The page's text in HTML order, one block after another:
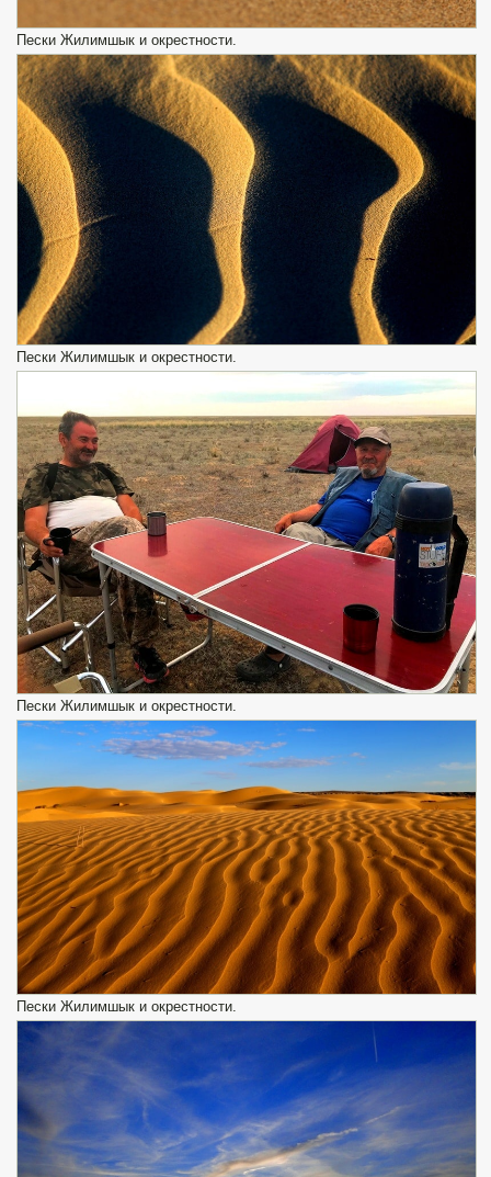
Пески Жилимшык и окрестности.
Пески Жилимшык и окрестности.
Пески Жилимшык и окрестности.
Пески Жилимшык и окрестности.